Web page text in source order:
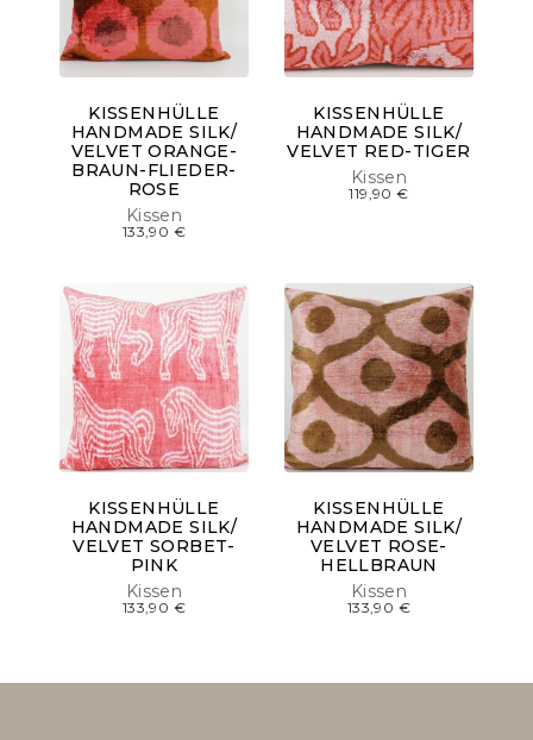
Kissen
KISSENHÜLLE
HANDMADE SILK/
VELVET ORANGE-
BRAUN-FLIEDER-
ROSE
133,90 €
Kissen
KISSENHÜLLE
HANDMADE SILK/
VELVET RED-TIGER
119,90€
Kissen
KISSENHÜLLE
HANDMADE SILK/
VELVET SORBET-
PINK
133,90 €
Kissen
KISSENHÜLLE
HANDMADE SILK/
VELVET ROSE-
HELLBRAUN
133,90 €